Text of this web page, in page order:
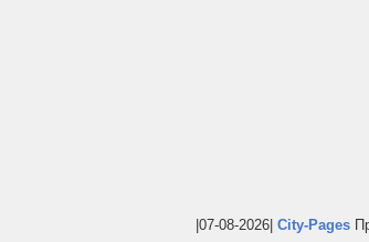
|07-08-2026| City-Pages